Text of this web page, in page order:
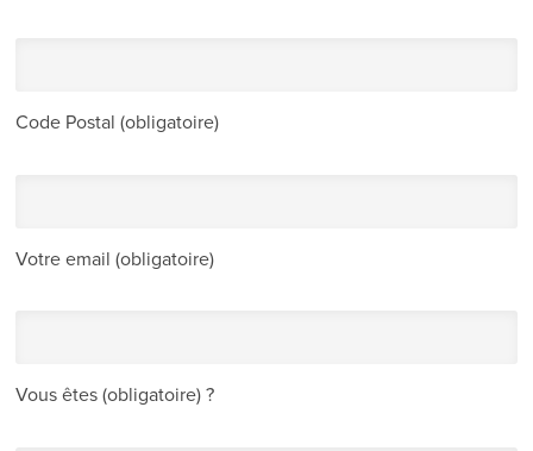
Code Postal (obligatoire)
Votre email (obligatoire)
Vous êtes (obligatoire) ?